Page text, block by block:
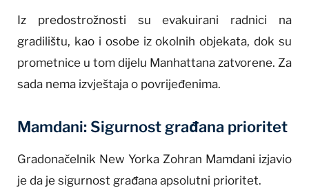
Iz predostrožnosti su evakuirani radnici na
gradilištu, kao i osobe iz okolnih objekata, dok su
prometnice u tom dijelu Manhattana zatvorene. Za
sada nema izvještaja o povrijeđenima.
Mamdani: Sigurnost građana prioritet
Gradonačelnik New Yorka Zohran Mamdani izjavio
je da je sigurnost građana apsolutni prioritet.